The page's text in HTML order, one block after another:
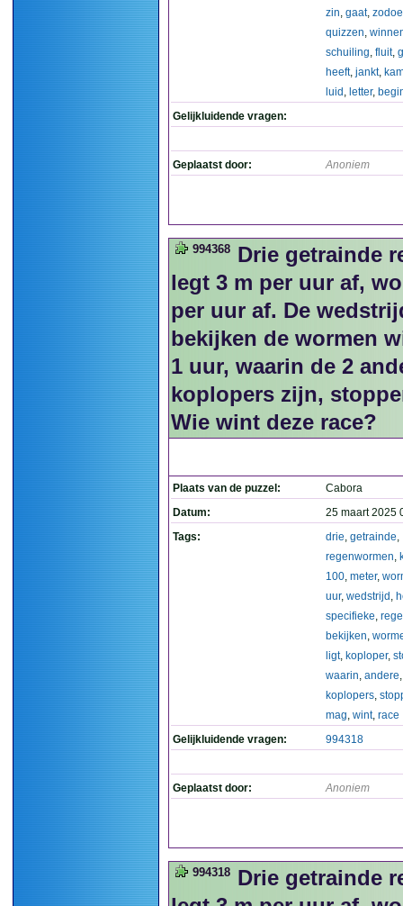
zin, gaat,
quizzen,
schuiling, fluit,
heeft, jankt,
luid , letter,
Gelijkluidende vragen:
Geplaatst door: Anoniem
994368 Drie getrainde
legt 3 m per uur af,
per uur af. De
bekijken de wormen
1 uur, waarin de 2
koplopers zijn,
Wie wint deze race?
Plaats van de puzzel:
Cabora
Datum:
25 maart 2025
Tags:
drie, getrainde,
regenwormen,
100, meter,
uur, wedstrijd ,
specifieke,
bekijken,
ligt, koploper,
waarin, andere
koplopers,
mag, wint, race
Gelijkluidende vragen:
994318
Geplaatst door: Anoniem
994318 Drie getrainde